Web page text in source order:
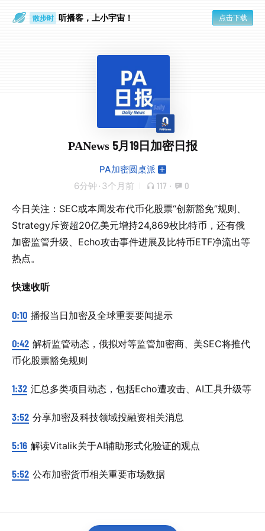
散步时 听播客，上小宇宙！ 点击下载
PANews 5月19日加密日报
PA加密圆桌派
6分钟 · 3个月前 117 · 0
今日关注：SEC或本周发布代币化股票“创新豁免”规则、
Strategy斥资超20亿美元增持24,869枚比特币，还有俄
加密监管升级、Echo攻击事件进展及比特币ETF净流出等
热点。
快速收听
0:10 播报当日加密及全球重要要闻提示
0:42 解析监管动态，俄拟对等监管加密商、美SEC将推代
币化股票豁免规则
1:32 汇总多类项目动态，包括Echo遭攻击、AI工具升级等
3:52 分享加密及科技领域投融资相关消息
5:16 解读Vitalik关于AI辅助形式化验证的观点
5:52 公布加密货币相关重要市场数据